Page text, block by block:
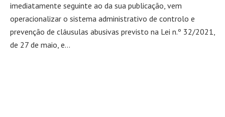
imediatamente seguinte ao da sua publicação, vem
operacionalizar o sistema administrativo de controlo e
prevenção de cláusulas abusivas previsto na Lei n.º 32/2021,
de 27 de maio, e...